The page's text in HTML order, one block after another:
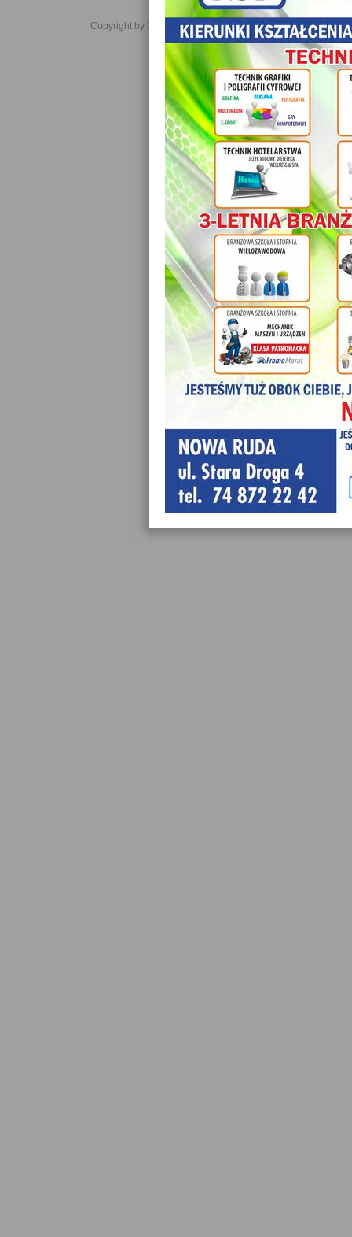
Copyright by Daniel JabĹoĹski 2006-2021. All rights